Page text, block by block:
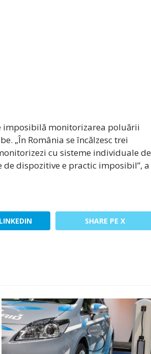
imposibilă monitorizarea poluării
„În România se încălzesc trei
cu sisteme individuale de
dispozitive e practic imposibil”, a
SHARE PE X